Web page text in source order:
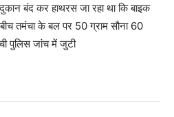
बंद कर हाथरस जा रहा था कि बाइक
तमंचा के बल पर 50 ग्राम सौना 60
पुलिस जांच में जुटी